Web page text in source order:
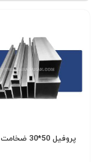
پروفیل 50*30 ضخامت 2 میل